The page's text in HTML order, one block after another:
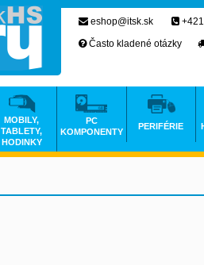
eshop@itsk.sk
Často kladené otázky
MOBILY,
TABLETY,
HODINKY
PC
KOMPONENTY
PERIFÉRIE